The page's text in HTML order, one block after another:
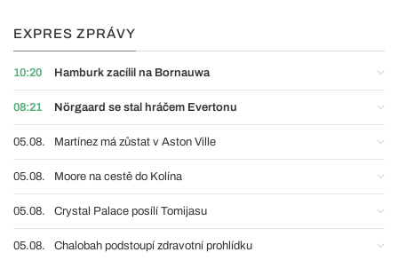
EXPRES ZPRÁVY
10:20 Hamburk zacílil na Bornauwa
08:21 Nörgaard se stal hráčem Evertonu
05.08. Martínez má zůstat v Aston Ville
05.08. Moore na cestě do Kolína
05.08. Crystal Palace posílí Tomijasu
05.08. Chalobah podstoupí zdravotní prohlídku